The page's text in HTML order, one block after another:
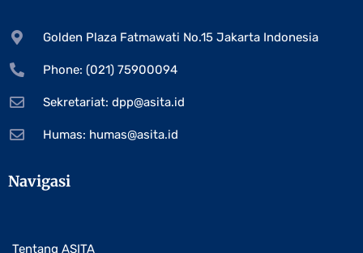
Golden Plaza Fatmawati No.15 Jakarta Indonesia
Phone: (021) 75900094
Sekretariat: dpp@asita.id
Humas: humas@asita.id
Navigasi
Tentang ASITA